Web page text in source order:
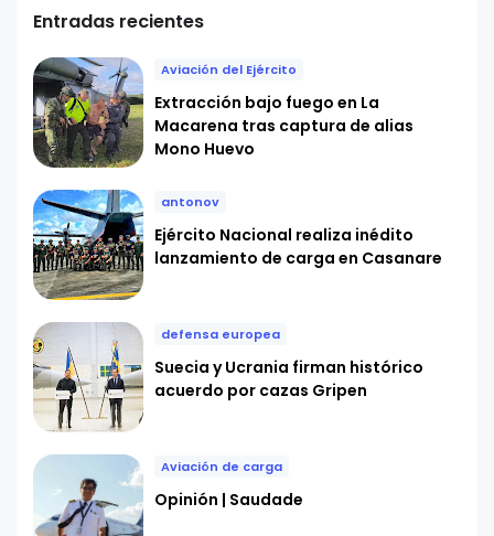
Entradas recientes
Aviación del Ejército
Extracción bajo fuego en La
Macarena tras captura de alias
Mono Huevo
antonov
Ejército Nacional realiza inédito
lanzamiento de carga en Casanare
defensa europea
Suecia y Ucrania firman histórico
acuerdo por cazas Gripen
Aviación de carga
Opinión | Saudade